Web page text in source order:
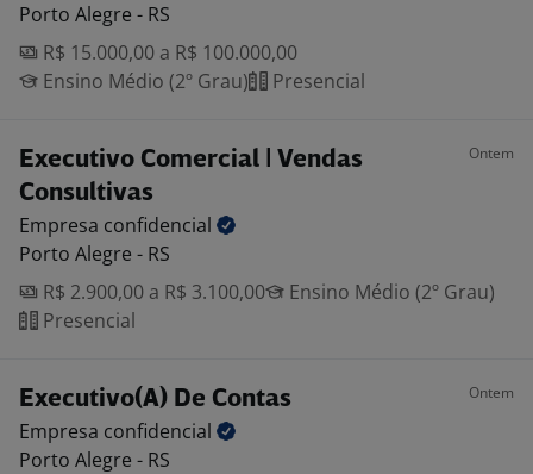
Porto Alegre - RS
R$ 15.000,00 a R$ 100.000,00
Ensino Médio (2º Grau)
Presencial
Executivo Comercial | Vendas
Consultivas
Ontem
Empresa confidencial
Porto Alegre - RS
R$ 2.900,00 a R$ 3.100,00
Ensino Médio (2º Grau)
Presencial
Executivo(A) De Contas Ontem
Empresa confidencial
Porto Alegre - RS